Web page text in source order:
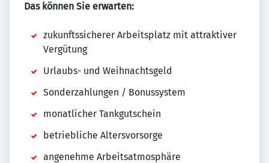
Das können Sie erwarten:
zukunftssicherer Arbeitsplatz mit attraktiver
Vergütung
Urlaubs- und Weihnachtsgeld
Sonderzahlungen / Bonussystem
monatlicher Tankgutschein
betriebliche Altersvorsorge
angenehme Arbeitsatmosphäre